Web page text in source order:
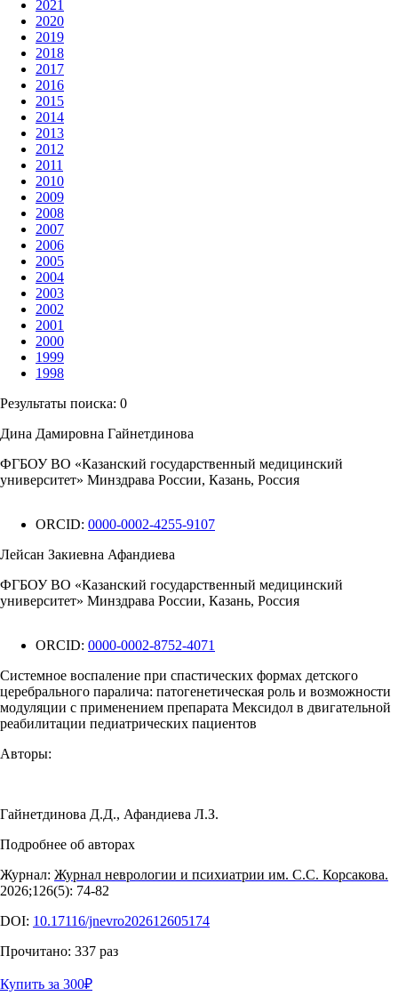
2021
2020
2019
2018
2017
2016
2015
2014
2013
2012
2011
2010
2009
2008
2007
2006
2005
2004
2003
2002
2001
2000
1999
1998
Результаты поиска: 0
Дина Дамировна Гайнетдинова
ФГБОУ ВО «Казанский государственный медицинский
университет» Минздрава России, Казань, Россия
ORCID: 0000-0002-4255-9107
Лейсан Закиевна Афандиева
ФГБОУ ВО «Казанский государственный медицинский
университет» Минздрава России, Казань, Россия
ORCID: 0000-0002-8752-4071
Системное воспаление при спастических формах детского
церебрального паралича: патогенетическая роль и возможности
модуляции с применением препарата Мексидол в двигательной
реабилитации педиатрических пациентов
Авторы:
Гайнетдинова Д.Д., Афандиева Л.З.
Подробнее об авторах
Журнал: Журнал неврологии и психиатрии им. С.С. Корсакова.
2026;126(5): 74‑82
DOI: 10.17116/jnevro202612605174
Прочитано: 337 раз
Купить за 300₽